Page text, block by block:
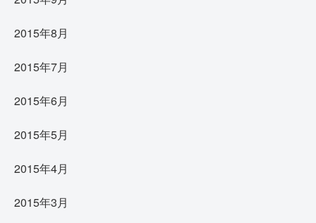
2015年8月
2015年7月
2015年6月
2015年5月
2015年4月
2015年3月